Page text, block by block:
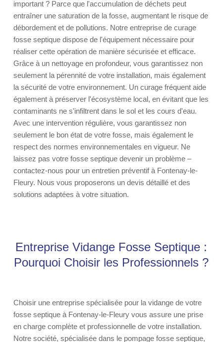
important ? Parce que l'accumulation de déchets peut
entraîner une saturation de la fosse, augmentant le risque de
débordement et de pollutions. Notre entreprise de curage
fosse septique dispose de l'équipement nécessaire pour
réaliser cette opération de manière sécurisée et efficace.
Grâce à un nettoyage en profondeur, vous garantissez non
seulement la pérennité de votre installation, mais également
la sécurité de votre environnement. Un curage fréquent aide
également à préserver l'écosystème local, en évitant que les
contaminants ne s'infiltrent dans le sol et les cours d'eau.
Avec une intervention régulière, vous garantissez non
seulement le bon état de votre fosse, mais également le
respect des normes environnementales en vigueur. Ne
laissez pas votre fosse septique devenir un problème –
contactez-nous pour un entretien préventif à Fontenay-le-
Fleury. Nous vous proposerons un devis détaillé et des
solutions adaptées à votre situation.
Entreprise Vidange Fosse Septique :
Pourquoi Choisir les Professionnels ?
Choisir une entreprise spécialisée pour la vidange de votre
fosse septique à Fontenay-le-Fleury vous assure une prise
en charge complète et professionnelle de votre installation.
Notre société, spécialisée dans le pompage fosse septique,